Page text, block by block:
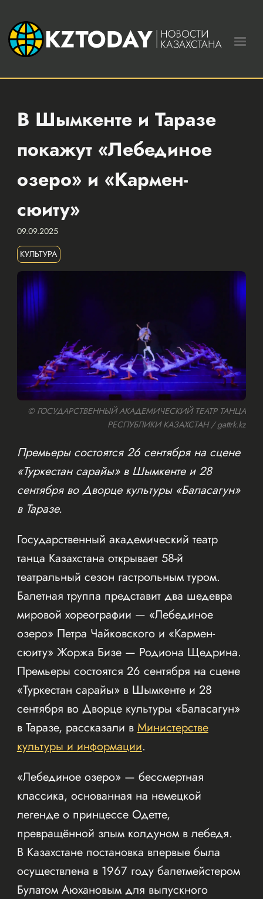
В Шымкенте и Таразе
покажут «Лебединое
озеро» и «Кармен-
сюиту»
09.09.2025
КУЛЬТУРА
© ГОСУДАРСТВЕННЫЙ АКАДЕМИЧЕСКИЙ ТЕАТР ТАНЦА
РЕСПУБЛИКИ КАЗАХСТАН / gattrk.kz
Премьеры состоятся 26 сентября на сцене
«Туркестан сарайы» в Шымкенте и 28
сентября во Дворце культуры «Баласагун»
в Таразе.
Государственный академический театр
танца Казахстана открывает 58-й
театральный сезон гастрольным туром.
Балетная труппа представит два шедевра
мировой хореографии — «Лебединое
озеро» Петра Чайковского и «Кармен-
сюиту» Жоржа Бизе — Родиона Щедрина.
Премьеры состоятся 26 сентября на сцене
«Туркестан сарайы» в Шымкенте и 28
сентября во Дворце культуры «Баласагун»
в Таразе, рассказали вМинистерстве
культуры и информации.
«Лебединое озеро» — бессмертная
классика, основанная на немецкой
легенде о принцессе Одетте,
превращённой злым колдуном в лебедя.
В Казахстане постановка впервые была
осуществлена в 1967 году балетмейстером
Булатом Аюхановым для выпускного